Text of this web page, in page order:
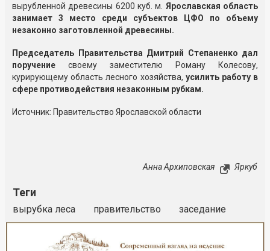
вырубленной древесины 6200 куб. м. Ярославская область
занимает 3 место среди субъектов ЦФО по объему
незаконно заготовленной древесины.
Председатель Правительства Дмитрий Степаненко дал
поручение своему заместителю Роману Колесову,
курирующему область лесного хозяйства, усилить работу в
сфере противодействия незаконным рубкам.
Источник: Правительство Ярославской области
Анна Архиповская Яркуб
Теги
вырубка леса правительство заседание